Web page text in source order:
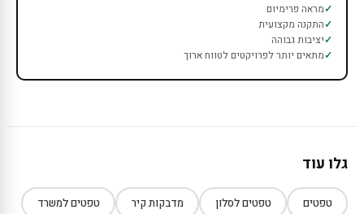
מראה פרימיום
התקנה מקצועית
יציבות גבוהה
מתאים יותר לפרויקטים לטווח ארוך
גלו עוד
טפטים טפטים לסלון מדבקות קיר טפטים למשרד